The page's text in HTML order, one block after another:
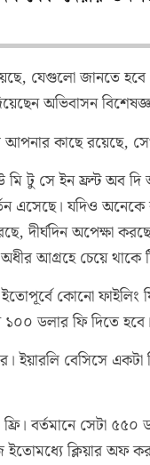
যেগুলো জানতে হবে এ
অভিবাসন
আপনার কাছে রয়েছে,
মি টু সে ইন ফ্রন্ট অব
এসেছে। যদিও
দীর্ঘদিন অপেক্ষা
অধীর আগ্রহে চেয়ে
কোনো ফাইলিং
১০০ ডলার ফি দিতে হবে।
বেসিসে একটা
বর্তমানে সেটা
ক্লিয়ার অফ